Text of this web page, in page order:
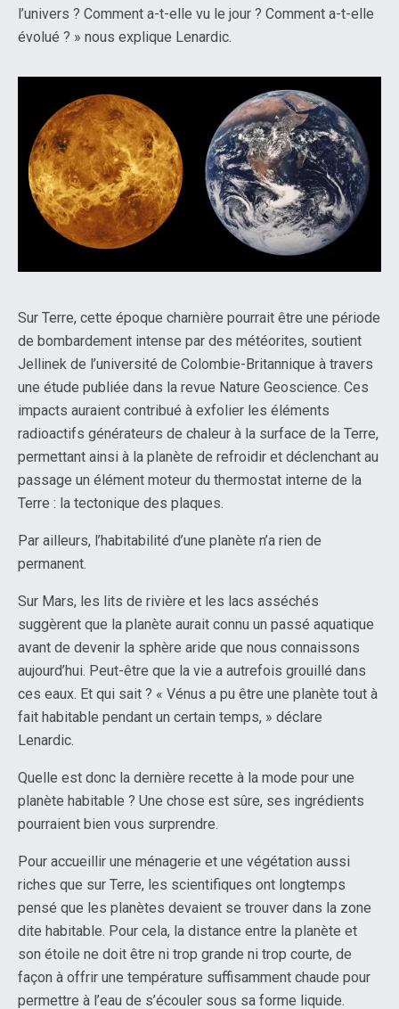
l’univers ? Comment a-t-elle vu le jour ? Comment a-t-elle
évolué ? » nous explique Lenardic.
Sur Terre, cette époque charnière pourrait être une période
de bombardement intense par des météorites, soutient
Jellinek de l’université de Colombie-Britannique à travers
une étude publiée dans la revue Nature Geoscience. Ces
impacts auraient contribué à exfolier les éléments
radioactifs générateurs de chaleur à la surface de la Terre,
permettant ainsi à la planète de refroidir et déclenchant au
passage un élément moteur du thermostat interne de la
Terre : la tectonique des plaques.
Par ailleurs, l’habitabilité d’une planète n’a rien de
permanent.
Sur Mars, les lits de rivière et les lacs asséchés
suggèrent que la planète aurait connu un passé aquatique
avant de devenir la sphère aride que nous connaissons
aujourd’hui. Peut-être que la vie a autrefois grouillé dans
ces eaux. Et qui sait ? « Vénus a pu être une planète tout à
fait habitable pendant un certain temps, » déclare
Lenardic.
Quelle est donc la dernière recette à la mode pour une
planète habitable ? Une chose est sûre, ses ingrédients
pourraient bien vous surprendre.
Pour accueillir une ménagerie et une végétation aussi
riches que sur Terre, les scientifiques ont longtemps
pensé que les planètes devaient se trouver dans la zone
dite habitable. Pour cela, la distance entre la planète et
son étoile ne doit être ni trop grande ni trop courte, de
façon à offrir une température suffisamment chaude pour
permettre à l’eau de s’écouler sous sa forme liquide.